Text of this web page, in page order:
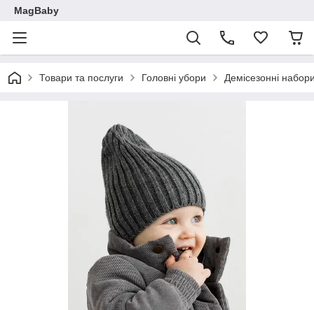
MagBaby
Товари та послуги Головні убори Демісезонні